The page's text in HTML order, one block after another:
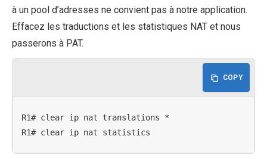
à un pool d’adresses ne convient pas à notre application.
Effacez les traductions et les statistiques NAT et nous
passerons à PAT.
COPY
R1# clear ip nat translations *
R1# clear ip nat statistics